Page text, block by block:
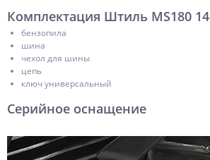
Комплектация Штиль MS180 14
бензопила
шина
чехол для шины
цепь
ключ универсальный
Серийное оснащение